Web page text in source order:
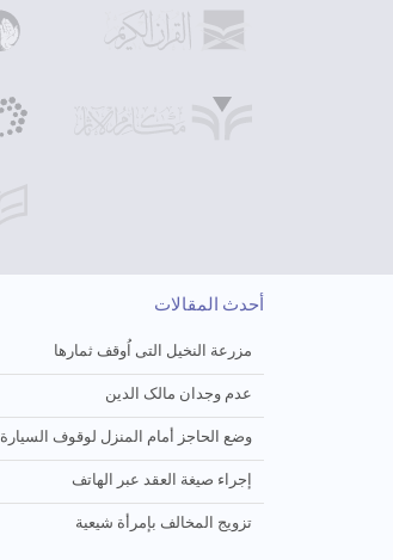
أحدث المقالات
مزرعة النخیل التی اُوقف ثمارها
عدم وجدان مالک الدین
وضع الحاجز أمام المنزل لوقوف السیارة
إجراء صیغة العقد عبر الهاتف
تزویج المخالف بإمرأة شیعیة